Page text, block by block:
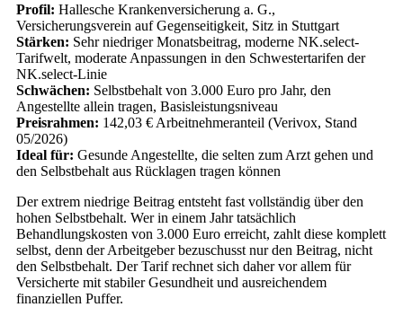
Profil: Hallesche Krankenversicherung a. G.,
Versicherungsverein auf Gegenseitigkeit, Sitz in Stuttgart
Stärken: Sehr niedriger Monatsbeitrag, moderne NK.select-
Tarifwelt, moderate Anpassungen in den Schwestertarifen der
NK.select-Linie
Schwächen: Selbstbehalt von 3.000 Euro pro Jahr, den
Angestellte allein tragen, Basisleistungsniveau
Preisrahmen: 142,03 € Arbeitnehmeranteil (Verivox, Stand
05/2026)
Ideal für: Gesunde Angestellte, die selten zum Arzt gehen und
den Selbstbehalt aus Rücklagen tragen können
Der extrem niedrige Beitrag entsteht fast vollständig über den
hohen Selbstbehalt. Wer in einem Jahr tatsächlich
Behandlungskosten von 3.000 Euro erreicht, zahlt diese komplett
selbst, denn der Arbeitgeber bezuschusst nur den Beitrag, nicht
den Selbstbehalt. Der Tarif rechnet sich daher vor allem für
Versicherte mit stabiler Gesundheit und ausreichendem
finanziellen Puffer.